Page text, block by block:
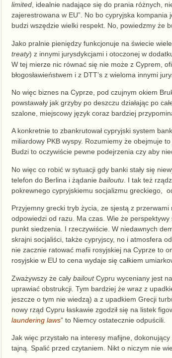
limited, idealnie nadające się do prania różnych,
zajerestrowana w EU”. No bo cypryjska kompania
budzi wszędzie wielki respekt. No, powiedzmy że
Jako pralnie pieniędzy funkcjonuje na świecie
treaty) z innymi jurysdykcjamii otoczonej w dodatk
W tej mierze nic równać się nie może z Cyprem,
błogosławieństwem i z DTT’s z wieloma innymi
No więc biznes na Cyprze, pod czujnym okiem
powstawały jak grzyby po deszczu działając po
szalone, miejscowy język coraz bardziej
A konkretnie to zbankrutował cypryjski system
miliardowy PKB wyspy. Rozumiemy że obejmuje
Budzi to oczywiście pewne podejrzenia czy aby
No więc co robić w sytuacji gdy banki stały się
telefon do Berlina i żądanie bailoutu. I tak też
pokrewnego cypryjskiemu socjalizmu greckiego,
Przyjemny grecki tryb życia, ze sjestą z przerwami
odpowiedzi od razu. Ma czas. Wie że perspektywy
punkt siedzenia . I rzeczywiście. W niedawnych
skrajni socjaliści, także cypryjscy, no i atmosfera
nie zacznie ratować mafii rosyjskiej na Cyprze to
rosyjskie w EU to cena wydaje się całkiem
Zważywszy że cały bailoutCypru wyceniany jest
uprawiać obstrukcji. Tym bardziej że wraz z
jeszcze o tym nie wiedzą) a z upadkiem Grecji
nowy rząd Cypru łaskawie zgodził się na listek
laundering laws” to Niemcy ostatecznie odpuścili.
Jak więc przystało na interesy mafijne, dokonujący
tajną. Spalić przed czytaniem. Nikt o niczym nie